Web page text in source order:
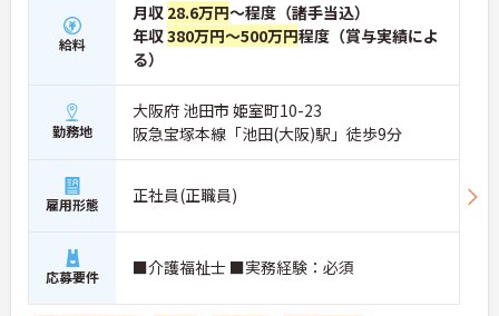
給料
月収 28.6万円～程度（諸手当込）
年収380万円～500万円程度（賞与実績によ
る）
勤務地
大阪府 池田市 姫室町10-23
阪急宝塚本線「池田(大阪)駅」徒歩9分
雇用形態 正社員(正職員)
応募要件 ■介護福祉士 ■実務経験：必須